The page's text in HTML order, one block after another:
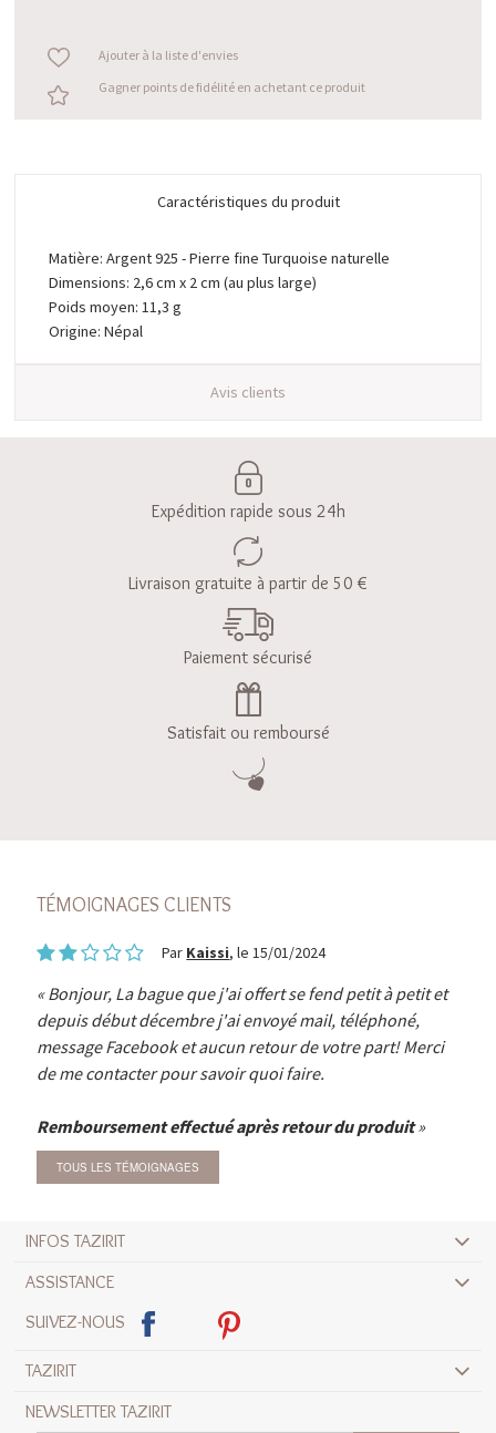
Ajouter à la liste d'envies
Gagner points de fidélité en achetant ce produit
Caractéristiques du produit
Matière: Argent 925 - Pierre fine Turquoise naturelle
Dimensions: 2,6 cm x 2 cm (au plus large)
Poids moyen: 11,3 g
Origine: Népal
Avis clients
Expédition rapide sous 24h
Livraison gratuite à partir de 50 €
Paiement sécurisé
Satisfait ou remboursé
TÉMOIGNAGES CLIENTS
Par Kaissi, le 15/01/2024
Bonjour, La bague que j'ai offert se fend petit à petit et
depuis début décembre j'ai envoyé mail, téléphoné,
message Facebook et aucun retour de votre part! Merci
de me contacter pour savoir quoi faire.
Remboursement effectué après retour du produit
TOUS LES TÉMOIGNAGES
INFOS TAZIRIT
ASSISTANCE
SUIVEZ-NOUS
TAZIRIT
NEWSLETTER TAZIRIT